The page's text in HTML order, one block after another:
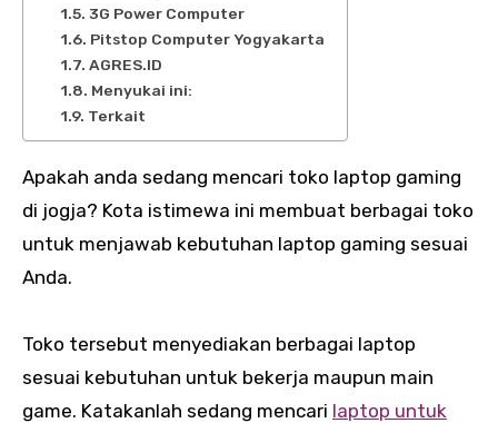
3G Power Computer
Pitstop Computer Yogyakarta
AGRES.ID
Menyukai ini:
Terkait
Apakah anda sedang mencari toko laptop gaming
di jogja? Kota istimewa ini membuat berbagai toko
untuk menjawab kebutuhan laptop gaming sesuai
Anda.
Toko tersebut menyediakan berbagai laptop
sesuai kebutuhan untuk bekerja maupun main
game. Katakanlah sedang mencari laptop untuk